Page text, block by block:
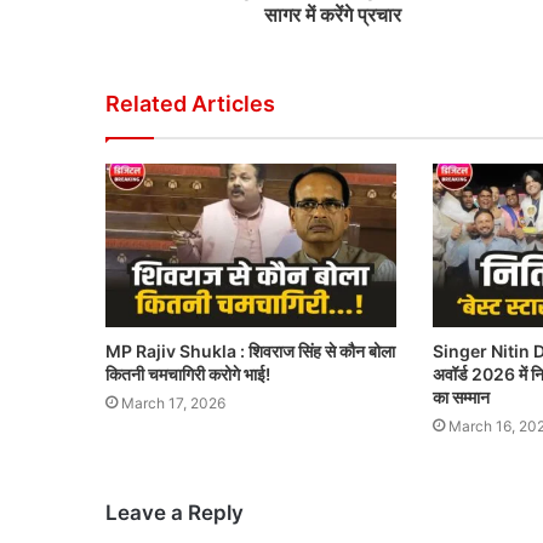
सागर में करेंगे प्रचार
Related Articles
MP Rajiv Shukla : शिवराज सिंह से कौन बोला
कितनी चमचागिरी करोगे भाई!
March 17, 2026
Singer Nitin
अवॉर्ड 2026 में
का सम्मान
March 16,
Leave a Reply